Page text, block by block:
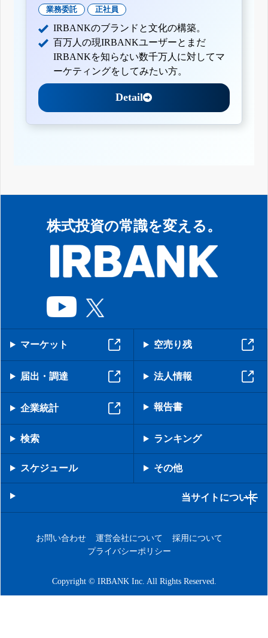
業務委託 正社員
IRBANKのブランドと文化の構築。
百万人の現IRBANKユーザーとまだ
IRBANKを知らない数千万人に対してマ
ーケティングをしてみたい方。
Detail
株式投資の常識を変える。
マーケット 空売り残
届出・調達 法人情報
企業統計 報告書
検索 ランキング
スケジュール その他
当サイトについて
お問い合わせ 運営会社について
採用について
プライバシーポリシー
Copyright © IRBANK Inc. All Rights Reserved.